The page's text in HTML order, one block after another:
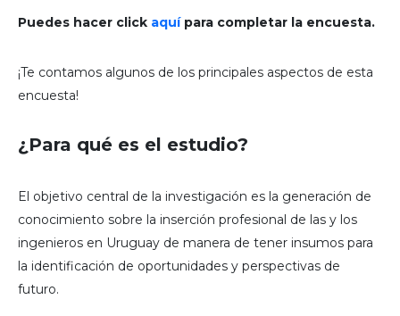
Puedes hacer click aquí para completar la encuesta.
¡Te contamos algunos de los principales aspectos de esta
encuesta!
¿Para qué es el estudio?
El objetivo central de la investigación es la generación de
conocimiento sobre la inserción profesional de las y los
ingenieros en Uruguay de manera de tener insumos para
la identificación de oportunidades y perspectivas de
futuro.